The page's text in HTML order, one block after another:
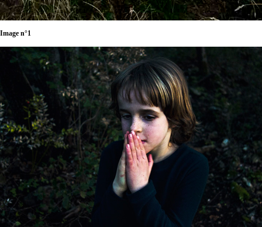
Image n°1